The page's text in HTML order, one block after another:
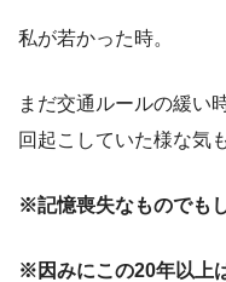
私が若かった時。
まだ交通ルールの緩い
回起こしていた様な気
※記憶喪失なものでも
※因みにこの20年以上